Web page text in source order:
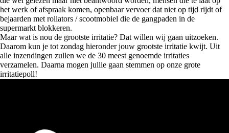
het werk of afspraak komen, openbaar vervoer dat niet op tijd rijdt of
bejaarden met rollators / scootmobiel die de gangpaden in de
supermarkt blokkeren.
Maar wat is nou de grootste irritatie? Dat willen wij gaan uitzoeken.
Daarom kun je tot zondag hieronder jouw grootste irritatie kwijt. Uit
alle inzendingen zullen we de 30 meest genoemde irritaties
verzamelen. Daarna mogen jullie gaan stemmen op onze grote
irritatiepoll!